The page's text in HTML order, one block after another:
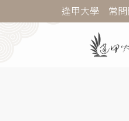
至
Corner
Menu
逢甲大學 常